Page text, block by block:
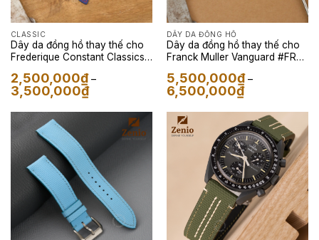
CLASSIC
Dây da đồng hồ thay thế cho
Frederique Constant Classics
Da FKM Sailcloth Màu Xanh
Lót Đỏ
2,500,000₫ –
3,500,000₫Khoảng
giá:
2,500,000₫
3,500,000₫
DÂY DA ĐỒNG HỒ
Dây da đồng hồ thay thế cho
Franck Muller Vanguard #FR2
Sailcloth màu Velcro Hồng
5,500,000₫ –
6,500,000₫Khoảng
giá:
5,500,000₫
đến
6,500,000₫